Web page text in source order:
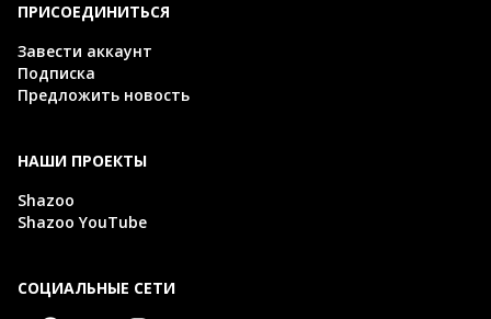
ПРИСОЕДИНИТЬСЯ
Завести аккаунт
Подписка
Предложить новость
НАШИ ПРОЕКТЫ
Shazoo
Shazoo YouTube
СОЦИАЛЬНЫЕ СЕТИ